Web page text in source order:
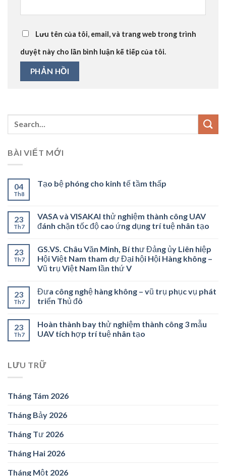
Lưu tên của tôi, email, và trang web trong trình
duyệt này cho lần bình luận kế tiếp của tôi.
BÀI VIẾT MỚI
04
Th8
Tạo bệ phóng cho kinh tế tầm thấp
23
Th7
VASA và VISAKAI thử nghiệm thành công UAV
đánh chặn tốc độ cao ứng dụng trí tuệ nhân tạo
23
Th7
GS.VS. Châu Văn Minh, Bí thư Đảng ủy Liên hiệp
Hội Việt Nam tham dự Đại hội Hội Hàng không –
Vũ trụ Việt Nam lần thứ V
23
Th7
Đưa công nghệ hàng không – vũ trụ phục vụ phát
triển Thủ đô
23
Th7
Hoàn thành bay thử nghiệm thành công 3 mẫu
UAV tích hợp trí tuệ nhân tạo
LƯU TRỮ
Tháng Tám 2026
Tháng Bảy 2026
Tháng Tư 2026
Tháng Hai 2026
Tháng Một 2026